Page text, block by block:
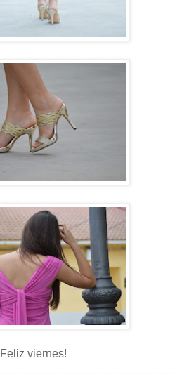
viernes!